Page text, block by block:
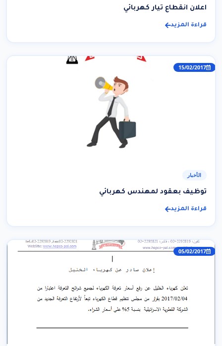
اعلان انقطاع تيار كهربائي
قراءة المزيد
15/02/2017
الأخبار
توظيف بعقود لمهندس كهربائي
قراءة المزيد
05/02/2017